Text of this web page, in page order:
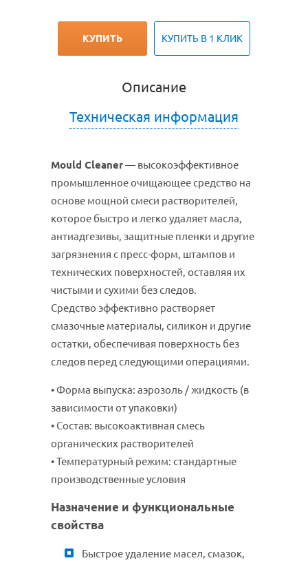
КУПИТЬ КУПИТЬ В 1 КЛИК
Описание
Техническая информация
Mould Cleaner— высокоэффективное
промышленное очищающее средство на
основе мощной смеси растворителей,
которое быстро и легко удаляет масла,
антиадгезивы, защитные пленки и другие
загрязнения с пресс-форм, штампов и
технических поверхностей, оставляя их
чистыми и сухими без следов.
Средство эффективно растворяет
смазочные материалы, силикон и другие
остатки, обеспечивая поверхность без
следов перед следующими операциями.
• Форма выпуска: аэрозоль / жидкость (в
зависимости от упаковки)
• Состав: высокоактивная смесь
органических растворителей
• Температурный режим: стандартные
производственные условия
Назначение и функциональные
свойства
Быстрое удаление масел, смазок,